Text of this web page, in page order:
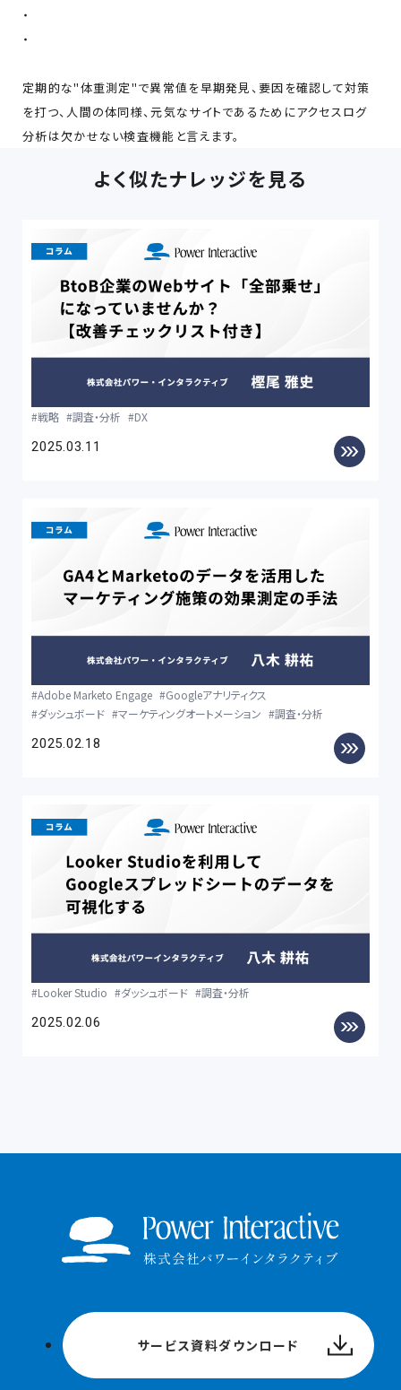
・
・
定期的な"体重測定"で異常値を早期発見、要因を確認して対策
を打つ、人間の体同様、元気なサイトであるためにアクセスログ
分析は欠かせない検査機能と言えます。
よく似たナレッジを見る
戦略 調査・分析 DX
2025.03.11
Adobe Marketo Engage
Googleアナリティクス
ダッシュボード
マーケティングオートメーション 調査・分析
2025.02.18
Looker Studio ダッシュボード 調査・分析
2025.02.06
サービス資料ダウンロード